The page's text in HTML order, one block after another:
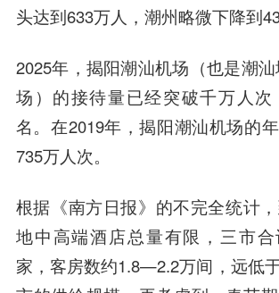
头达到633万人，潮州略微下降到
2025年，揭阳潮汕机场（也是潮
场）的接待量已经突破千万人次
名。在2019年，揭阳潮汕机场的
735万人次。
根据《南方日报》的不完全统计
地中高端酒店总量有限，三市
家，客房数约1.8—2.2万间，远低